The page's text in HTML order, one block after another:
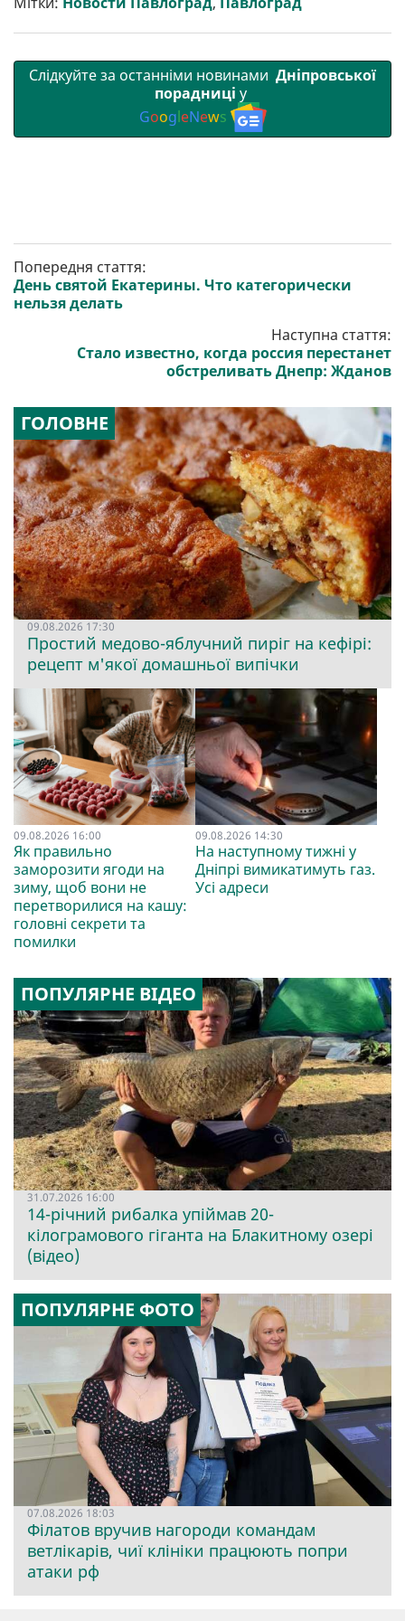
и k m p
Слідкуйте за останніми новинами Дніпровської
порадниці у
GoogleNews
Попередня стаття:
День святой Екатерины. Что категорически
нельзя делать
Наступна стаття:
Стало известно, когда россия перестанет
обстреливать Днепр: Жданов
ГОЛОВНЕ
09.08.2026 17:30
Простий медово-яблучний пиріг на кефірі:
рецепт м'якої домашньої випічки
09.08.2026 16:00
Як правильно
заморозити ягоди на
зиму, щоб вони не
перетворилися на кашу:
головні секрети та
помилки
09.08.2026 14:30
На наступному тижні у
Дніпрі вимикатимуть газ.
Усі адреси
ПОПУЛЯРНЕ ВІДЕО
31.07.2026 16:00
14-річний рибалка упіймав 20-
кілограмового гіганта на Блакитному озері
(відео)
ПОПУЛЯРНЕ ФОТО
07.08.2026 18:03
Філатов вручив нагороди командам
ветлікарів, чиї клініки працюють попри
атаки рф